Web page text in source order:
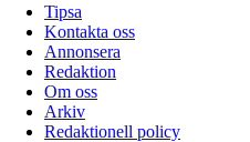
Tipsa
Kontakta oss
Annonsera
Redaktion
Om oss
Arkiv
Redaktionell policy